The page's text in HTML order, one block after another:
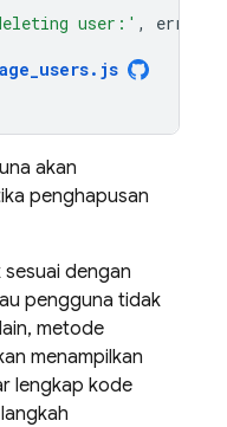
user:' , error
. js
akan
penghapusan
dengan
pengguna tidak
metode
menampilkan
lengkap kode